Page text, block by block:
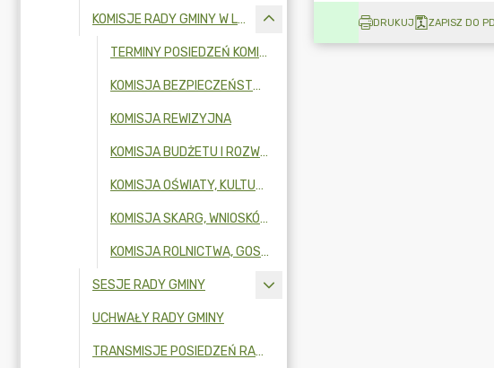
KOMISJE RADY GMINY W LATACH 2024-2029
TERMINY POSIEDZEŃ KOMISJI STAŁYCH
KOMISJA BEZPIECZEŃSTWA, SAMORZĄDNOŚCI LOKALNEJ, ZDROWIA I POLITYKI SPOŁECZNEJ
KOMISJA REWIZYJNA
KOMISJA BUDŻETU I ROZWOJU GMINY
KOMISJA OŚWIATY, KULTURY, SPORTU I TURYSTYKI
KOMISJA SKARG, WNIOSKÓW I PETYCJI
KOMISJA ROLNICTWA, GOSPODARKI KOMUNALNEJ I OCHRONY ŚRODOWISKA
SESJE RADY GMINY
UCHWAŁY RADY GMINY
TRANSMISJE POSIEDZEŃ RADY GMINY
DRUKUJ ZAPISZ DO